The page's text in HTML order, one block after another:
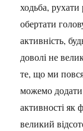
ходьба,
обертати
активність,
доволі не
те, що ми
можемо додати
активності як
великий